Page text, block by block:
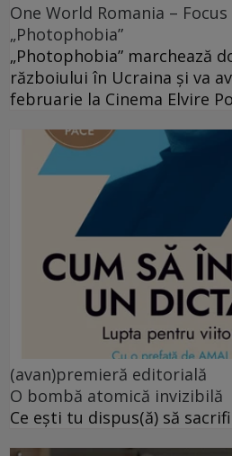
One World Romania –
„Photophobia”
„Photophobia” marchează
războiului în Ucraina și va
februarie la Cinema Elvire
(avan)premieră editorială
O bombă atomică invizibilă
Ce ești tu dispus(ă) să